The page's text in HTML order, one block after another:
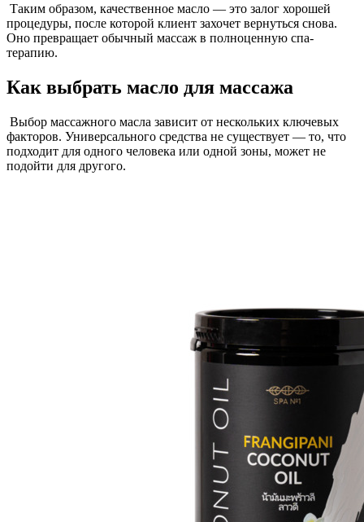
Таким образом, качественное масло — это залог хорошей
процедуры, после которой клиент захочет вернуться снова.
Оно превращает обычный массаж в полноценную спа-
терапию.
Как выбрать масло для массажа
Выбор массажного масла зависит от нескольких ключевых
факторов. Универсального средства не существует — то, что
подходит для одного человека или одной зоны, может не
подойти для другого.